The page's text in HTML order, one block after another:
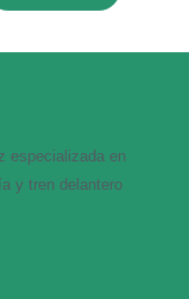
especializada en
y tren delantero